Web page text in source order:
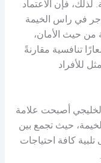
لذلك، فإن الاعتماد
في راس الخيمة
حيث الأمان،
تنافسية مقارنةً
للأفراد
أصبحت علامة
حيث تجمع بين
تلبية كافة احتياجات